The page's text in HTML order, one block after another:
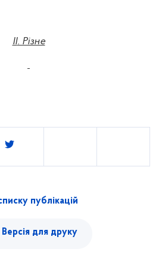
II. Різне
публікацій
Версія для друку